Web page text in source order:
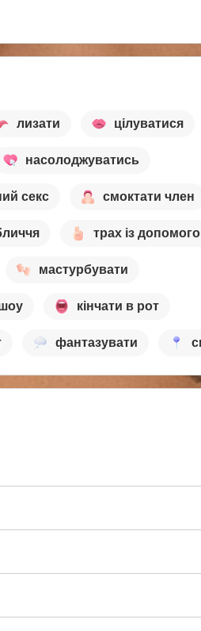
лизати цілуватися
насолоджуватись
секс смоктати член
трах із
мастурбувати
кінчати в рот
фантазувати